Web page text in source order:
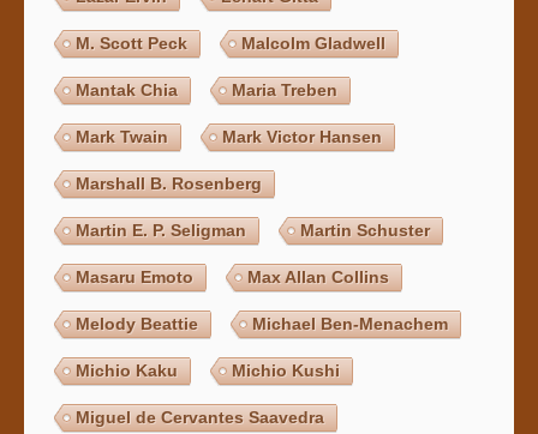
M. Scott Peck Malcolm Gladwell
Mantak Chia Maria Treben
Mark Twain Mark Victor Hansen
Marshall B. Rosenberg
Martin E. P. Seligman Martin Schuster
Masaru Emoto Max Allan Collins
Melody Beattie Michael Ben-Menachem
Michio Kaku Michio Kushi
Miguel de Cervantes Saavedra